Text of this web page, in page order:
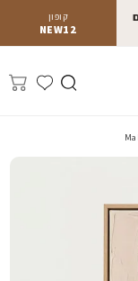
קופון
NEW12